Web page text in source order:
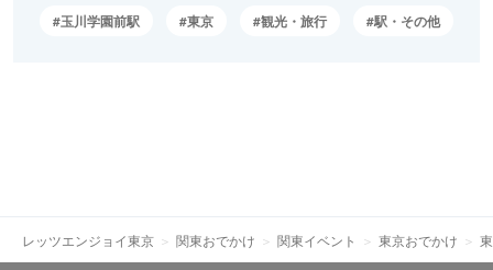
玉川学園前駅 東京 観光・旅行 駅・その他
レッツエンジョイ東京 関東おでかけ 関東イベント 東京おでかけ